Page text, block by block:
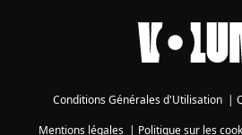
Conditions Générales d'Utilisation |
Mentions légales| Politique sur les